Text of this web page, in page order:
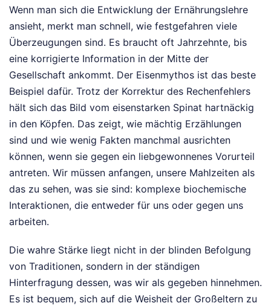
Wenn man sich die Entwicklung der Ernährungslehre
ansieht, merkt man schnell, wie festgefahren viele
Überzeugungen sind. Es braucht oft Jahrzehnte, bis
eine korrigierte Information in der Mitte der
Gesellschaft ankommt. Der Eisenmythos ist das beste
Beispiel dafür. Trotz der Korrektur des Rechenfehlers
hält sich das Bild vom eisenstarken Spinat hartnäckig
in den Köpfen. Das zeigt, wie mächtig Erzählungen
sind und wie wenig Fakten manchmal ausrichten
können, wenn sie gegen ein liebgewonnenes Vorurteil
antreten. Wir müssen anfangen, unsere Mahlzeiten als
das zu sehen, was sie sind: komplexe biochemische
Interaktionen, die entweder für uns oder gegen uns
arbeiten.
Die wahre Stärke liegt nicht in der blinden Befolgung
von Traditionen, sondern in der ständigen
Hinterfragung dessen, was wir als gegeben hinnehmen.
Es ist bequem, sich auf die Weisheit der Großeltern zu